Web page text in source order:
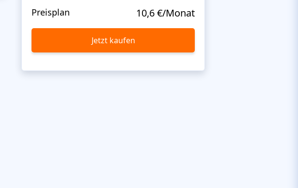
Preisplan 10,6 €/Monat
Jetzt kaufen